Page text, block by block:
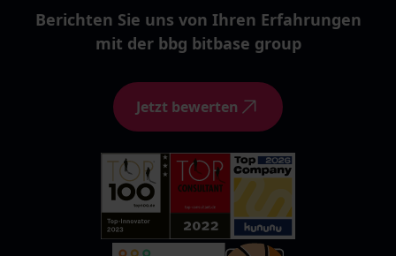
Berichten Sie uns von Ihren Erfahrungen
mit der bbg bitbase group
Jetzt bewerten